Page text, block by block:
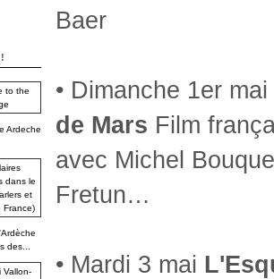
Ardeche
des...
Baer
• Dimanche 1er mai
de Mars Film
avec Michel
Fretun…
• Mardi 3 mai